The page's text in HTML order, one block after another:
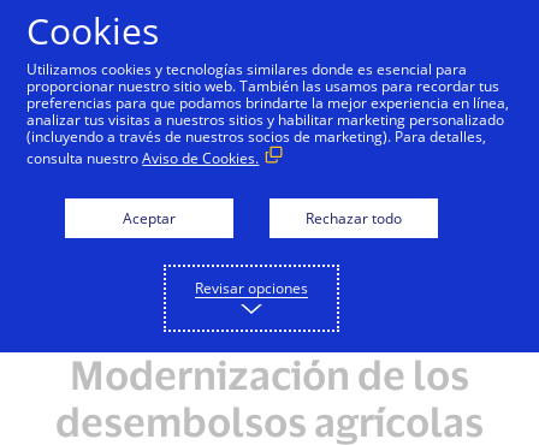
DESEMBOLSOS GUBERNAMENTALES
Modernización de los
desembolsos agrícolas
Cookies
Utilizamos cookies y tecnologías similares donde es esencial para
proporcionar nuestro sitio web. También las usamos para recordar tus
preferencias para que podamos brindarte la mejor experiencia en línea,
analizar tus visitas a nuestros sitios y habilitar marketing personalizado
(incluyendo a través de nuestros socios de marketing). Para detalles,
consulta nuestroAviso de Cookies.
Aceptar Rechazar todo
Revisar opciones